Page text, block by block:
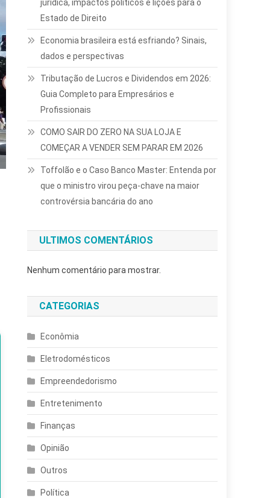
jurídica, impactos políticos e lições para o
Estado de Direito
Economia brasileira está esfriando? Sinais,
dados e perspectivas
Tributação de Lucros e Dividendos em 2026:
Guia Completo para Empresários e
Profissionais
COMO SAIR DO ZERO NA SUA LOJA E
COMEÇAR A VENDER SEM PARAR EM 2026
Toffolão e o Caso Banco Master: Entenda por
que o ministro virou peça-chave na maior
controvérsia bancária do ano
ULTIMOS COMENTÁRIOS
Nenhum comentário para mostrar.
CATEGORIAS
Econômia
Eletrodomésticos
Empreendedorismo
Entretenimento
Finanças
Opinião
Outros
Política